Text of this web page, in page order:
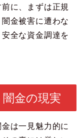
に、まずは正規
金被害に遭わな
全な資金調達を
金の現実
は一見魅力的に